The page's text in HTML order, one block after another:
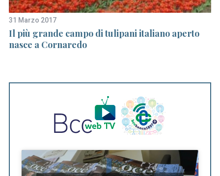
31 Marzo 2017
Il più grande campo di tulipani italiano aperto
nasce a Cornaredo